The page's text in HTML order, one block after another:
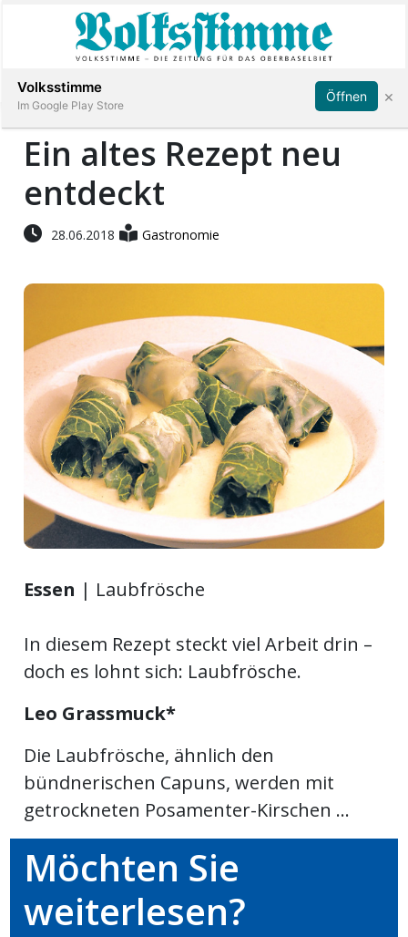
Immobilien
Veranstaltungen
Stellen
App
Fussball
Abonnieren Anmelden
Ein altes Rezept neu
entdeckt
28.06.2018 Gastronomie
Essen | Laubfrösche
In diesem Rezept steckt viel Arbeit drin –
doch es lohnt sich: Laubfrösche.
Leo Grassmuck*
Die Laubfrösche, ähnlich den
bündnerischen Capuns, werden mit
getrockneten Posamenter-Kirschen ...
Möchten Sie
weiterlesen?
Volksstimme
Im Google Play Store
Öffnen ×